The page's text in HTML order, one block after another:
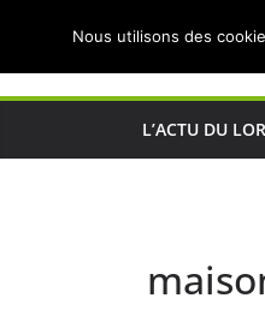
Actualités de
L’ACTU DU
Nous utilisons des